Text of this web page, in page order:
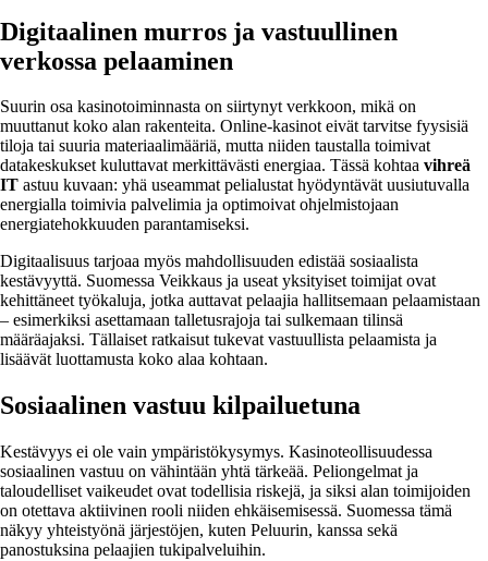
Digitaalinen murros ja vastuullinen
verkossa pelaaminen
Suurin osa kasinotoiminnasta on siirtynyt verkkoon, mikä on
muuttanut koko alan rakenteita. Online-kasinot eivät tarvitse fyysisiä
tiloja tai suuria materiaalimääriä, mutta niiden taustalla toimivat
datakeskukset kuluttavat merkittävästi energiaa. Tässä kohtaa vihreä
IT astuu kuvaan: yhä useammat pelialustat hyödyntävät uusiutuvalla
energialla toimivia palvelimia ja optimoivat ohjelmistojaan
energiatehokkuuden parantamiseksi.
Digitaalisuus tarjoaa myös mahdollisuuden edistää sosiaalista
kestävyyttä. Suomessa Veikkaus ja useat yksityiset toimijat ovat
kehittäneet työkaluja, jotka auttavat pelaajia hallitsemaan pelaamistaan
– esimerkiksi asettamaan talletusrajoja tai sulkemaan tilinsä
määräajaksi. Tällaiset ratkaisut tukevat vastuullista pelaamista ja
lisäävät luottamusta koko alaa kohtaan.
Sosiaalinen vastuu kilpailuetuna
Kestävyys ei ole vain ympäristökysymys. Kasinoteollisuudessa
sosiaalinen vastuu on vähintään yhtä tärkeää. Peliongelmat ja
taloudelliset vaikeudet ovat todellisia riskejä, ja siksi alan toimijoiden
on otettava aktiivinen rooli niiden ehkäisemisessä. Suomessa tämä
näkyy yhteistyönä järjestöjen, kuten Peluurin, kanssa sekä
panostuksina pelaajien tukipalveluihin.